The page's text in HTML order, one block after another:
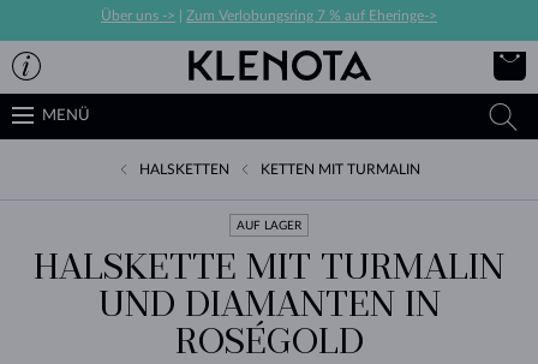
Über uns -> Zum Verlobungsring 7 % auf Eheringe->
MENÜ
HALSKETTEN KETTEN MIT TURMALIN
AUF LAGER
HALSKETTE MIT TURMALIN
UND DIAMANTEN IN
ROSÉGOLD